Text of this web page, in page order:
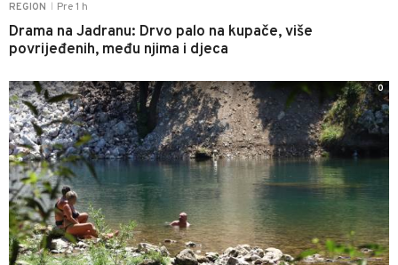
REGION Pre 1 h
Drama na Jadranu: Drvo palo na kupače, više
povrijeđenih, među njima i djeca
0